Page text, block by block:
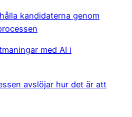
kandidaterna genom
med AI i
avslöjar hur det är att